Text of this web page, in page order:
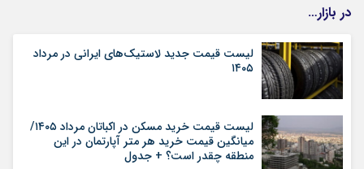
در بازار…
لیست قیمت جدید لاستیک‌های ایرانی در مرداد
۱۴۰۵
لیست قیمت خرید مسکن در اکباتان مرداد ۱۴۰۵/
میانگین قیمت خرید هر متر آپارتمان در این
منطقه چقدر است؟ + جدول